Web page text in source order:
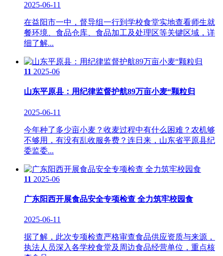
2025-06-11
在益阳市一中，督导组一行到学校食堂实地查看师生就
餐环境、食品仓库、食品加工及处理区等关键区域，详
细了解...
11 2025-06
山东平原县：用纪律监督护航89万亩小麦“颗粒归
2025-06-11
今年种了多少亩小麦？收麦过程中有什么困难？农机够
不够用，有没有乱收服务费？连日来，山东省平原县纪
委监委...
11 2025-06
广东阳西开展食品安全专项检查 全力筑牢校园食
2025-06-11
据了解，此次专项检查严格审查食品供应资质与来源，
执法人员深入各学校食堂及周边食品经营单位，重点核